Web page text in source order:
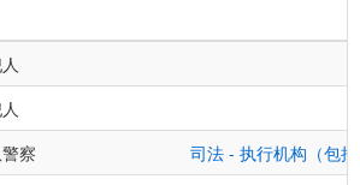
察
司法 - 执行机构（包